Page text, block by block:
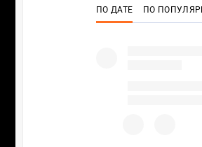
ПО ДАТЕ ПО